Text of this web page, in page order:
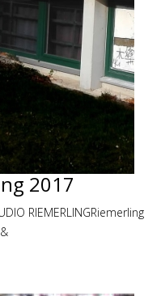
2017
RIEMERLINGRiemerling